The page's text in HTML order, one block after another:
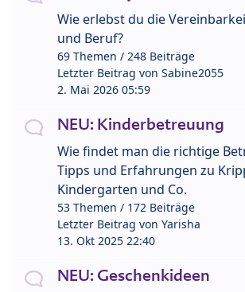
Wie erlebst du die
und Beruf?
69 Themen / 248 Beiträge
Letzter Beitrag von Sabine2055
2. Mai 2026 05:59
NEU: Kinderbetreuung
Wie findet man die richtige
Tipps und Erfahrungen zu
Kindergarten und Co.
53 Themen / 172 Beiträge
Letzter Beitrag von Yarisha
13. Okt 2025 22:40
NEU: Geschenkideen